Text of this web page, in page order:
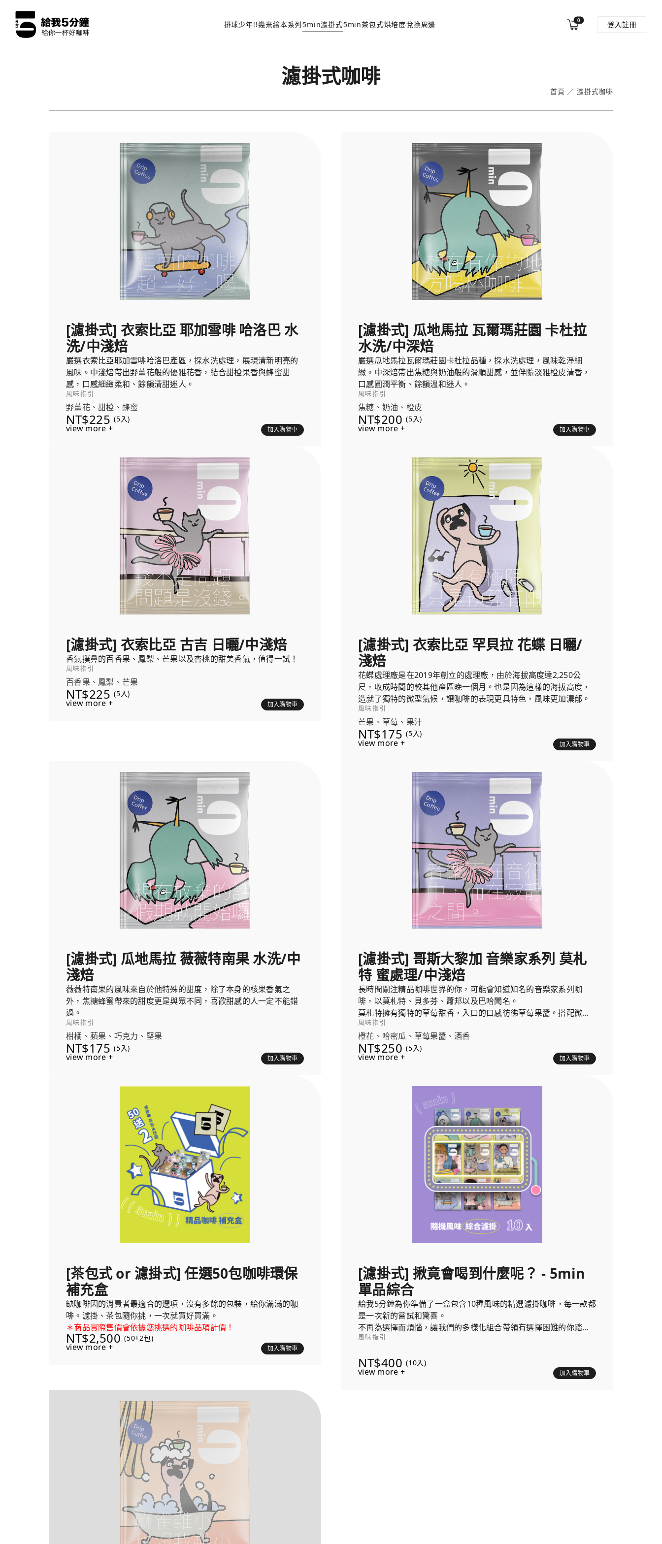
排球少年!!幾米繪本系列5min濾掛式5min茶包式烘培度兌換周邊 0 登入註冊
濾掛式咖啡
首頁 ／ 濾掛式咖啡
[濾掛式] 衣索比亞 耶加雪啡 哈洛巴 水
洗/中淺焙
嚴選衣索比亞耶加雪啡哈洛巴產區，採水洗處理，展現清新明亮的
風味。中淺焙帶出野薑花般的優雅花香，結合甜橙果香與蜂蜜甜
感，口感細緻柔和、餘韻清甜迷人。
風味指引
野薑花、甜橙、蜂蜜
NT$225 (5入)
view more + 加入購物車
[濾掛式] 瓜地馬拉 瓦爾瑪莊園 卡杜拉
水洗/中深焙
嚴選瓜地馬拉瓦爾瑪莊園卡杜拉品種，採水洗處理，風味乾淨細
緻。中深焙帶出焦糖與奶油般的滑順甜感，並伴隨淡雅橙皮清香，
口感圓潤平衡、餘韻溫和迷人。
風味指引
焦糖、奶油、橙皮
NT$200 (5入)
view more + 加入購物車
[濾掛式] 衣索比亞 古吉 日曬/中淺焙
香氣撲鼻的百香果、鳳梨、芒果以及杏桃的甜美香氣，值得一試！
風味指引
百香果、鳳梨、芒果
NT$225 (5入)
view more + 加入購物車
[濾掛式] 衣索比亞 罕貝拉 花蝶 日曬/
淺焙
花蝶處理廠是在2019年創立的處理廠，由於海拔高度達2,250公
尺，收成時間的較其他產區晚一個月。也是因為這樣的海拔高度，
造就了獨特的微型氣候，讓咖啡的表現更具特色，風味更加濃郁。
風味指引
芒果、草莓、果汁
NT$175 (5入)
view more + 加入購物車
[濾掛式] 瓜地馬拉 薇薇特南果 水洗/中
淺焙
薇薇特南果的風味來自於他特殊的甜度，除了本身的核果香氣之
外，焦糖蜂蜜帶來的甜度更是與眾不同，喜歡甜感的人一定不能錯
過。
風味指引
柑橘、蘋果、巧克力、堅果
NT$175 (5入)
view more + 加入購物車
[濾掛式] 哥斯大黎加 音樂家系列 莫札
特 蜜處理/中淺焙
長時間關注精品咖啡世界的你，可能會知道知名的音樂家系列咖
啡，以莫札特、貝多芬、蕭邦以及巴哈聞名。
莫札特擁有獨特的草莓甜香，入口的口感彷彿草莓果醬。搭配微微
的發酵葡萄風味，就像清香的葡萄酒一樣。
風味指引
橙花、哈密瓜、草莓果醬、酒香
NT$250 (5入)
view more + 加入購物車
[茶包式 or 濾掛式] 任選50包咖啡環保
補充盒
缺咖啡因的消費者最適合的選項，沒有多餘的包裝，給你滿滿的咖
啡。濾掛、茶包隨你挑，一次就買好買滿。
＊商品實際售價會依據您挑選的咖啡品項計價！
NT$2,500 (50+2包)
view more + 加入購物車
[濾掛式] 揪竟會喝到什麼呢？ - 5min
單品綜合
給我5分鐘為你準備了一盒包含10種風味的精選濾掛咖啡，每一款都
是一次新的嘗試和驚喜。
不再為選擇而煩惱，讓我們的多樣化組合帶領有選擇困難的你踏上
發現心愛咖啡的旅程！
風味指引
NT$400 (10入)
view more + 加入購物車